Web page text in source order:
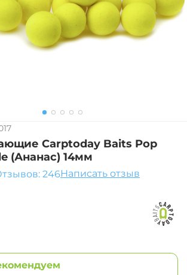
Carptoday Baits Pop
(Ананас) 14мм
246Написать отзыв